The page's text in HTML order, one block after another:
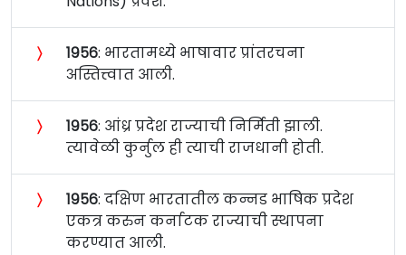
〉 १९५६: भारतामध्ये भाषावार प्रांतरचना
अस्तित्त्वात आली.
〉 १९५६: आंध्र प्रदेश राज्याची निर्मिती झाली.
त्यावेळी कुर्नुल ही त्याची राजधानी होती.
〉 १९५६: दक्षिण भारतातील कन्नड भाषिक प्रदेश
एकत्र करुन कर्नाटक राज्याची स्थापना
करण्यात आली.